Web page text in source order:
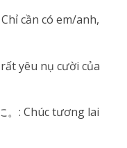
cần có em/anh,
yêu nụ cười của
。: Chúc tương lai